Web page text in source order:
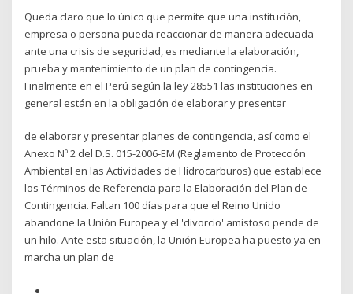
Queda claro que lo único que permite que una institución,
empresa o persona pueda reaccionar de manera adecuada
ante una crisis de seguridad, es mediante la elaboración,
prueba y mantenimiento de un plan de contingencia.
Finalmente en el Perú según la ley 28551 las instituciones en
general están en la obligación de elaborar y presentar
de elaborar y presentar planes de contingencia, así como el
Anexo Nº 2 del D.S. 015-2006-EM (Reglamento de Protección
Ambiental en las Actividades de Hidrocarburos) que establece
los Términos de Referencia para la Elaboración del Plan de
Contingencia. Faltan 100 días para que el Reino Unido
abandone la Unión Europea y el 'divorcio' amistoso pende de
un hilo. Ante esta situación, la Unión Europea ha puesto ya en
marcha un plan de